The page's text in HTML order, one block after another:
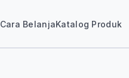
Cara BelanjaKatalog Produk